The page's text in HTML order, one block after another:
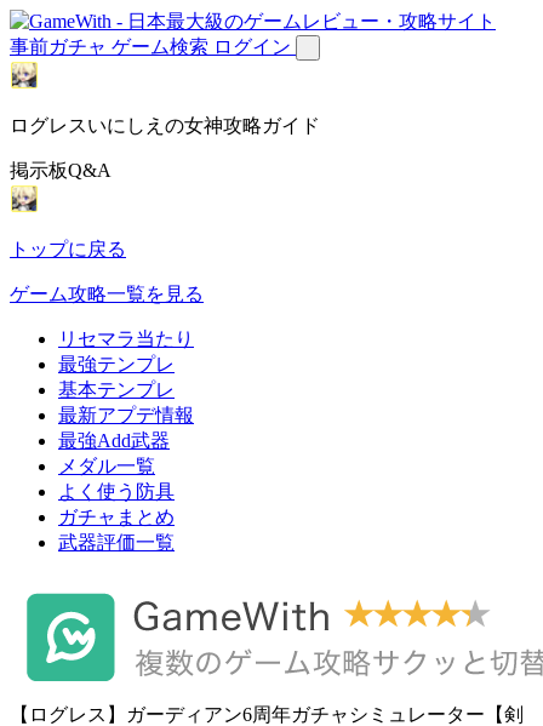
事前ガチャ ゲーム検索 ログイン
ログレスいにしえの女神攻略ガイド
掲示板Q&A
トップに戻る
ゲーム攻略一覧を見る
リセマラ当たり
最強テンプレ
基本テンプレ
最新アプデ情報
最強Add武器
メダル一覧
よく使う防具
ガチャまとめ
武器評価一覧
【ログレス】ガーディアン6周年ガチャシミュレーター【剣